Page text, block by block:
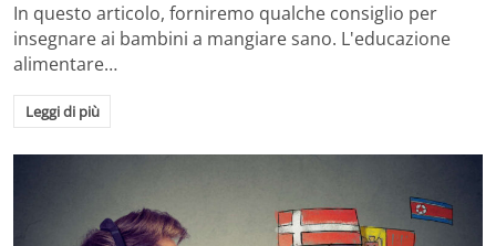
In questo articolo, forniremo qualche consiglio per
insegnare ai bambini a mangiare sano. L'educazione
alimentare…
Leggi di più